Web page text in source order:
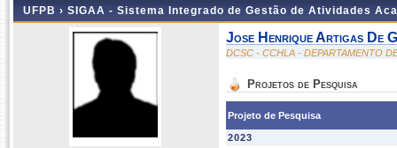
UFPB › SIGAA - Sistema Integrado de Gestão de Atividades
Jose Henrique Artigas De
DCSC - CCHLA - DEPARTAMENTO
Projetos de Pesquisa
Projeto de Pesquisa
2023